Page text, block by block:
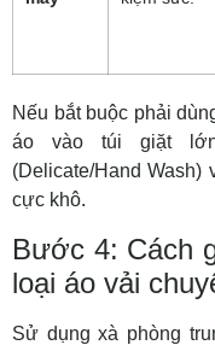
Nếu bắt buộc phải
áo vào túi giặt
(Delicate/Hand Wash)
cực khô.
Bước 4: Cách
loại áo vải
Sử dụng xà phòng